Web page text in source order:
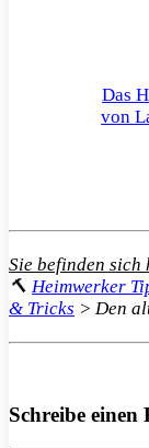
Das
von
Sie befinden sich
🔨 Heimwerker
& Tricks > Den
Schreibe